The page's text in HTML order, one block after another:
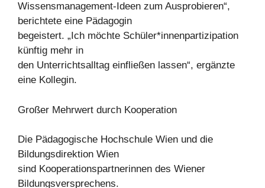
Wissensmanagement-Ideen zum Ausprobieren“,
berichtete eine Pädagogin
begeistert. „Ich möchte Schüler*innenpartizipation
künftig mehr in
den Unterrichtsalltag einfließen lassen“, ergänzte
eine Kollegin.
Großer Mehrwert durch Kooperation
Die Pädagogische Hochschule Wien und die
Bildungsdirektion Wien
sind Kooperationspartnerinnen des Wiener
Bildungsversprechens.